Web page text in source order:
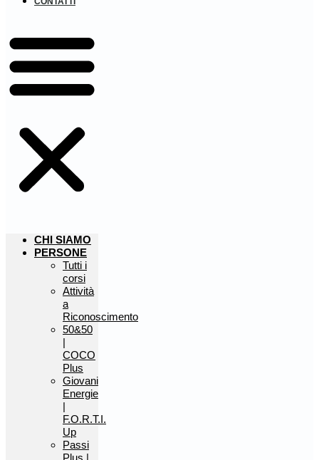
CHI SIAMO
PERSONE
Tutti i
corsi
Attività
a
Riconoscimento
50&50
|
COCO
Plus
Giovani
Energie
|
F.O.R.T.I.
Up
Passi